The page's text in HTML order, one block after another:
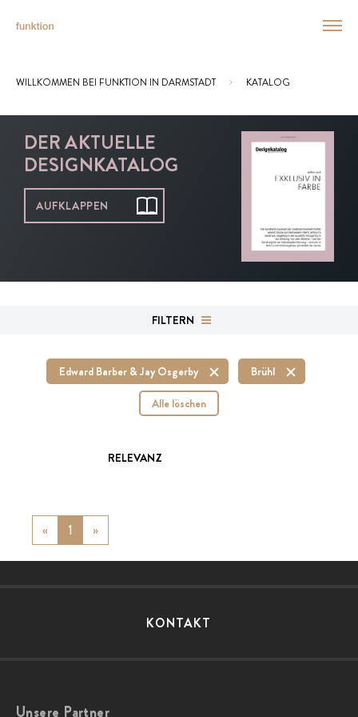
Sie sind hier:
WILLKOMMEN BEI FUNKTION IN DARMSTADT KATALOG
DER AKTUELLE
DESIGNKATALOG
AUFKLAPPEN
FILTERN
Edward Barber & Jay Osgerby
Brühl
Alle löschen
RELEVANZ
« Previous
1 »
KONTAKT
Unsere Partner